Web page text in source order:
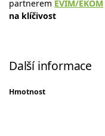
partnerem EVIM/EKOM
na klíčivost
Další informace
Hmotnost